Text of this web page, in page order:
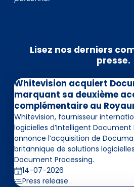
Lisez nos derniers
presse.
Whitevision acquiert
marquant sa deuxième
complémentaire au
Whitevision, fournisseur
logicielles d’Intelligent Document
annonce l’acquisition de
britannique de solutions logicielles
Document Processing.
14-07-2026
Press release